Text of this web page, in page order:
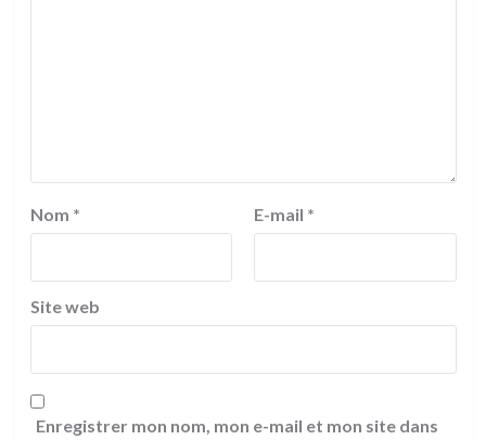
Nom * E-mail *
Site web
Enregistrer mon nom, mon e-mail et mon site dans